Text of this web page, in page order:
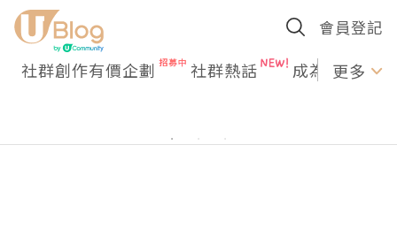
會員登記
社群創作有價企劃 社群熱話 成為U更多